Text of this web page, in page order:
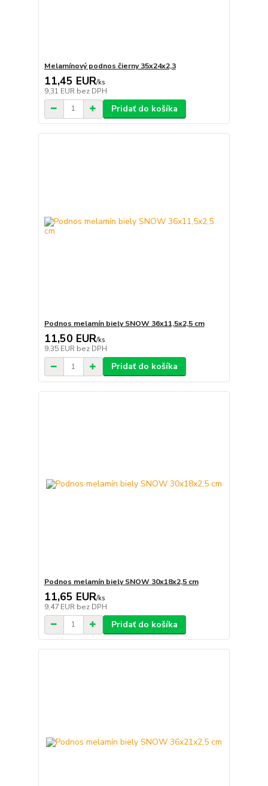
Melamínový podnos čierny 35x24x2,3
11,45 EUR/ks
9,31 EUR bez DPH
Pridať do košíka
Podnos melamín biely SNOW 36x11,5x2,5 cm
11,50 EUR/ks
9,35 EUR bez DPH
Pridať do košíka
Podnos melamín biely SNOW 30x18x2,5 cm
11,65 EUR/ks
9,47 EUR bez DPH
Pridať do košíka